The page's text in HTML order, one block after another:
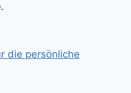
die persönliche